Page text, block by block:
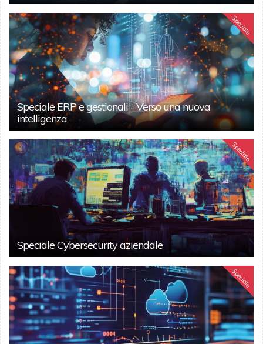
Speciale
Speciale ERP e gestionali - Verso una nuova
intelligenza
Speciale
Speciale Cybersecurity aziendale
Speciale